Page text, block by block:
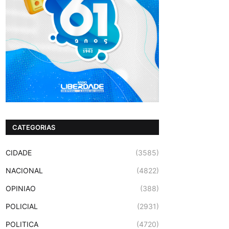
CATEGORIAS
CIDADE (3585)
NACIONAL (4822)
OPINIAO (388)
POLICIAL (2931)
POLITICA (4720)